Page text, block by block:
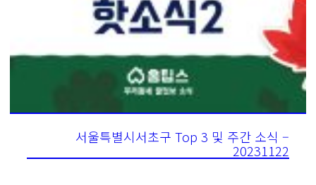
서울특별시서초구 Top 3 및 주간 소식 –
20231122